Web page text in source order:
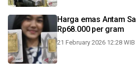
Harga emas Antam
Rp68.000 per gram
21 February 2026 12:28 WIB